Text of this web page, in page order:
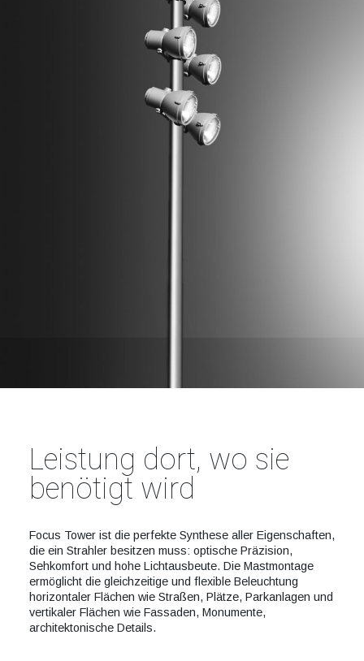
Leistung dort, wo sie
benötigt wird
Focus Tower ist die perfekte Synthese aller Eigenschaften,
die ein Strahler besitzen muss: optische Präzision,
Sehkomfort und hohe Lichtausbeute. Die Mastmontage
ermöglicht die gleichzeitige und flexible Beleuchtung
horizontaler Flächen wie Straßen, Plätze, Parkanlagen und
vertikaler Flächen wie Fassaden, Monumente,
architektonische Details.